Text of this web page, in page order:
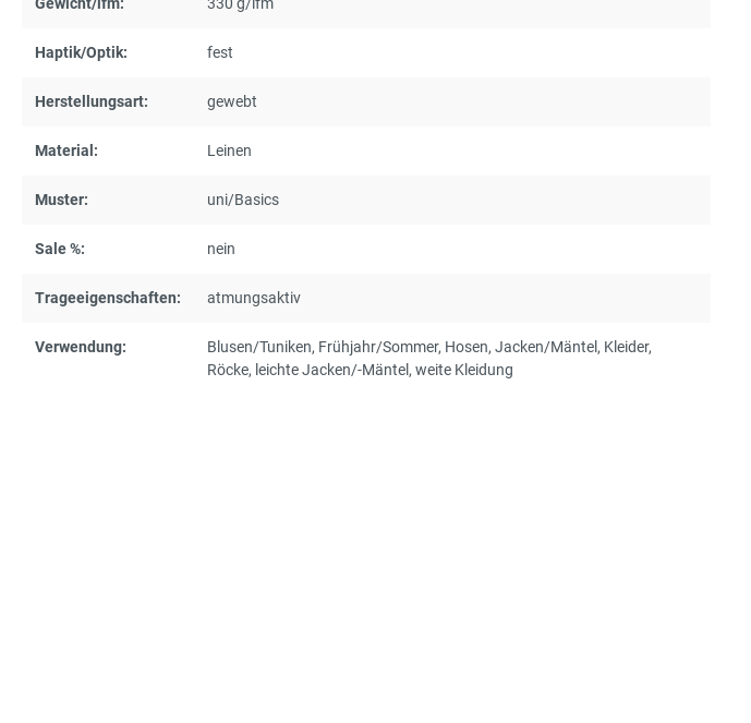
Gewicht/lfm: 330 g/lfm
Haptik/Optik: fest
Herstellungsart: gewebt
Material: Leinen
Muster: uni/Basics
Sale %: nein
Trageeigenschaften: atmungsaktiv
Verwendung: Blusen/Tuniken, Frühjahr/Sommer, Hosen, Jacken/Mäntel, Kleider,
Röcke, leichte Jacken/-Mäntel, weite Kleidung